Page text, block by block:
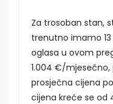
Za trosoban stan,
trenutno imamo 13
oglasa u ovom
1.004 €/mjesečno,
prosječna cijena
cijena kreće se od